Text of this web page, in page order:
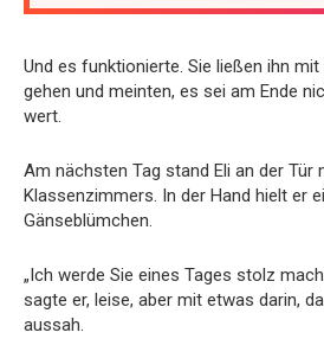
Und es funktionierte. Sie ließen ihn
gehen und meinten, es sei am Ende
wert.
Am nächsten Tag stand Eli an der Tür
Klassenzimmers. In der Hand hielt er
Gänseblümchen.
„Ich werde Sie eines Tages stolz
sagte er, leise, aber mit etwas darin,
aussah.